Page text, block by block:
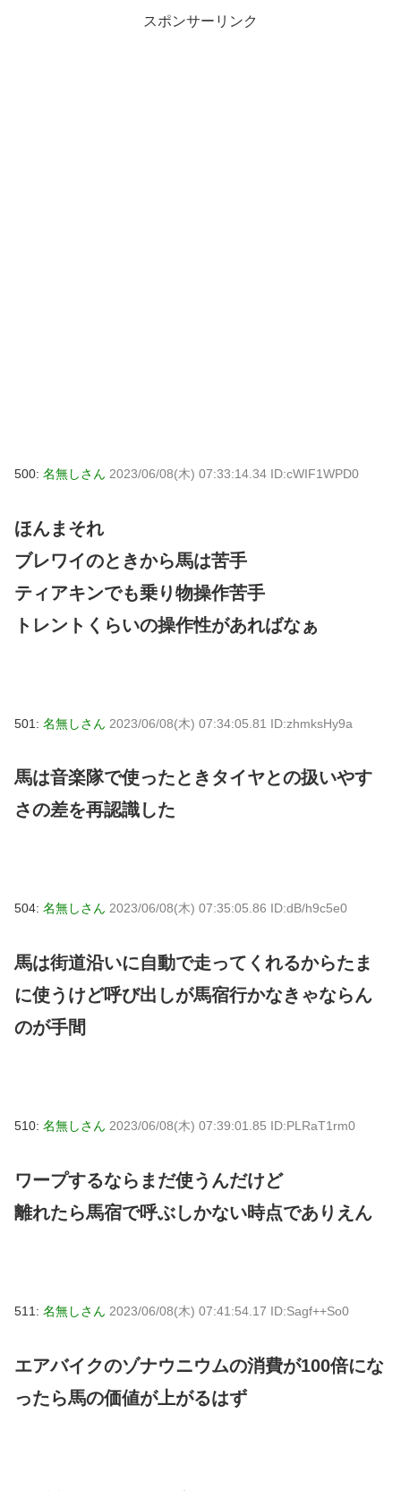
スポンサーリンク
500: 名無しさん 2023/06/08(木) 07:33:14.34 ID:cWIF1WPD0
ほんまそれ
ブレワイのときから馬は苦手
ティアキンでも乗り物操作苦手
トレントくらいの操作性があればなぁ
501: 名無しさん 2023/06/08(木) 07:34:05.81 ID:zhmksHy9a
馬は音楽隊で使ったときタイヤとの扱いやす
さの差を再認識した
504: 名無しさん 2023/06/08(木) 07:35:05.86 ID:dB/h9c5e0
馬は街道沿いに自動で走ってくれるからたま
に使うけど呼び出しが馬宿行かなきゃならん
のが手間
510: 名無しさん 2023/06/08(木) 07:39:01.85 ID:PLRaT1rm0
ワープするならまだ使うんだけど
離れたら馬宿で呼ぶしかない時点でありえん
511: 名無しさん 2023/06/08(木) 07:41:54.17 ID:Sagf++So0
エアバイクのゾナウニウムの消費が100倍にな
ったら馬の価値が上がるはず